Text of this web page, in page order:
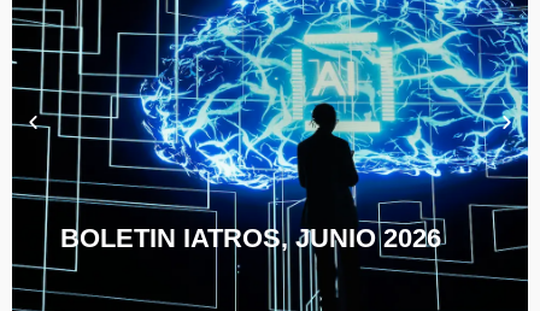
BOLETIN IATROS, JUNIO 2026